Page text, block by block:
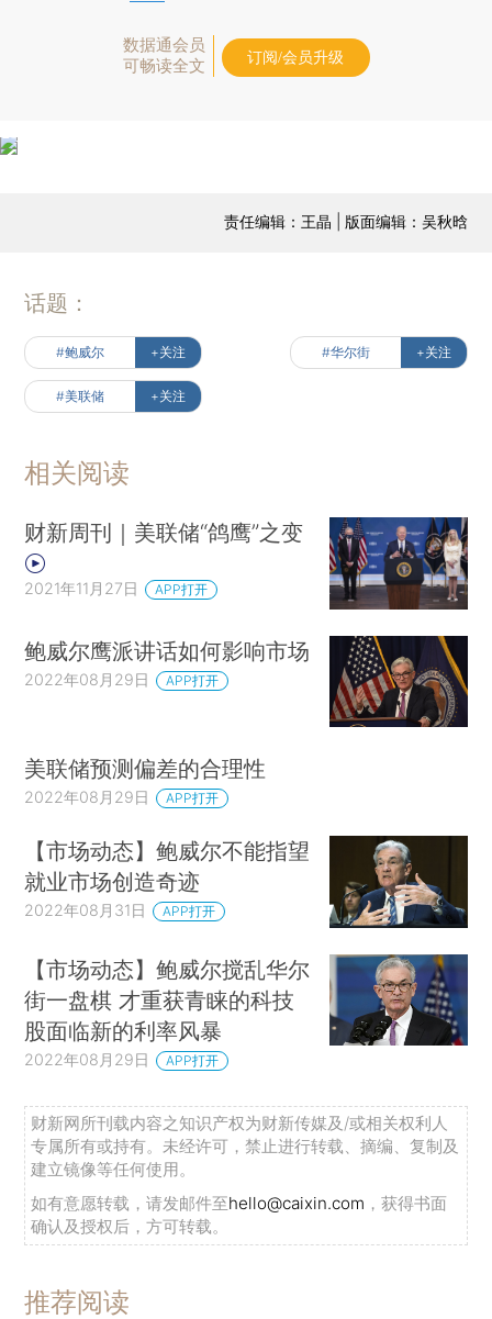
数据通会员
可畅读全文
订阅/会员升级
责任编辑：王晶 | 版面编辑：吴秋晗
话题：
#鲍威尔 +关注 #华尔街 +关注
#美联储 +关注
相关阅读
财新周刊｜美联储“鸽鹰”之变
2021年11月27日 APP打开
鲍威尔鹰派讲话如何影响市场
2022年08月29日 APP打开
美联储预测偏差的合理性
2022年08月29日 APP打开
【市场动态】鲍威尔不能指望
就业市场创造奇迹
2022年08月31日 APP打开
【市场动态】鲍威尔搅乱华尔
街一盘棋 才重获青睐的科技
股面临新的利率风暴
2022年08月29日 APP打开
财新网所刊载内容之知识产权为财新传媒及/或相关权利人
专属所有或持有。未经许可，禁止进行转载、摘编、复制及
建立镜像等任何使用。
如有意愿转载，请发邮件至hello@caixin.com ，获得书面
确认及授权后，方可转载。
推荐阅读